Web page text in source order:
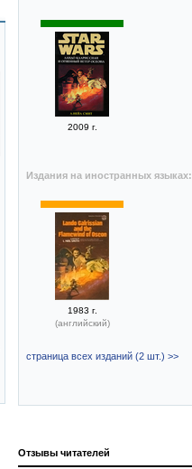
2009 г.
Издания на иностранных языках:
1983 г.
(английский)
страница всех изданий (2 шт.) >>
Отзывы читателей